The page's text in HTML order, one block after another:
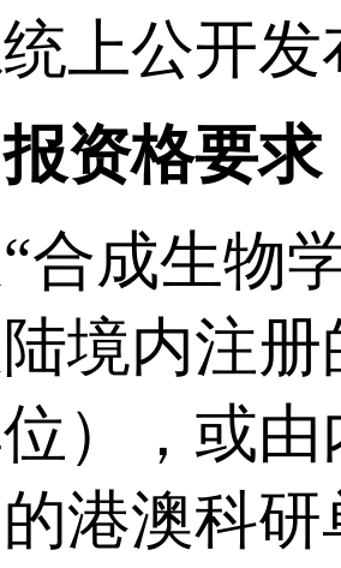
上公开发
资格要求
合成生物
境内注
），或
港澳科